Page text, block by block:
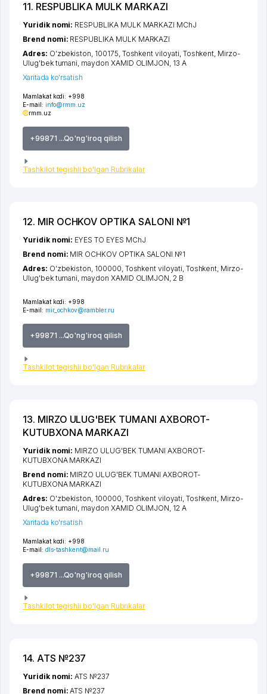
11. RESPUBLIKA MULK MARKAZI
Mamlakat kodi: +998
E-mail: info@rmm.uz
rmm.uz
+99871 ...Qo'ng'iroq qilish
Tashkilot tegishli bo'lgan Rubrikalar
Yuridik nomi: RESPUBLIKA MULK MARKAZI MChJ
Brend nomi: RESPUBLIKA MULK MARKAZI
Adres: O'zbekiston, 100175, Toshkent viloyati, Toshkent, Mirzo-
Ulug'bek tumani, maydon XAMID OLIMJON, 13 А
Xaritada ko'rsatish
12. MIR OCHKOV OPTIKA SALONI №1
Mamlakat kodi: +998
E-mail: mir_ochkov@rambler.ru
+99871 ...Qo'ng'iroq qilish
Tashkilot tegishli bo'lgan Rubrikalar
Yuridik nomi: EYES TO EYES MChJ
Brend nomi: MIR OCHKOV OPTIKA SALONI №1
Adres: O'zbekiston, 100000, Toshkent viloyati, Toshkent, Mirzo-
Ulug'bek tumani, maydon XAMID OLIMJON, 2 B
13. MIRZO ULUG'BEK TUMANI AXBOROT-
KUTUBXONA MARKAZI
Mamlakat kodi: +998
E-mail: dls-tashkent@mail.ru
+99871 ...Qo'ng'iroq qilish
Tashkilot tegishli bo'lgan Rubrikalar
Yuridik nomi: MIRZO ULUG'BEK TUMANI AXBOROT-
KUTUBXONA MARKAZI
Brend nomi: MIRZO ULUG'BEK TUMANI AXBOROT-
KUTUBXONA MARKAZI
Adres: O'zbekiston, 100000, Toshkent viloyati Toshkent Mirzo-
Ulug'bek tumani maydon XAMID OLIMJON , 12 А
Xaritada ko'rsatish
14. ATS №237
Yuridik nomi:ATS №237
Brend nomi:ATS №237